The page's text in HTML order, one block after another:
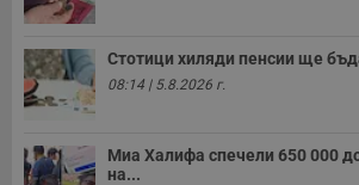
Стотици хиляди пенсии ще
08:14 | 5.8.2026 г.
Миа Халифа спечели 650 000
на...